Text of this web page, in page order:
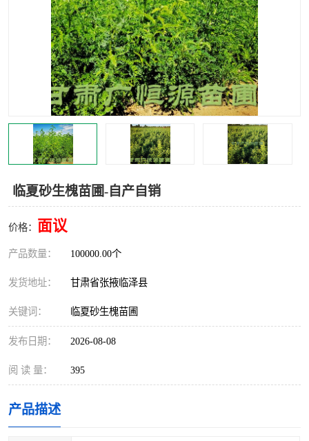
临夏砂生槐苗圃-自产自销
价格： 面议
产品数量： 100000.00个
发货地址： 甘肃省张掖临泽县
关键词： 临夏砂生槐苗圃
发布日期： 2026-08-08
阅 读 量： 395
产品描述
沙棘苗 柽柳苗
砂生槐 四翅滨藜